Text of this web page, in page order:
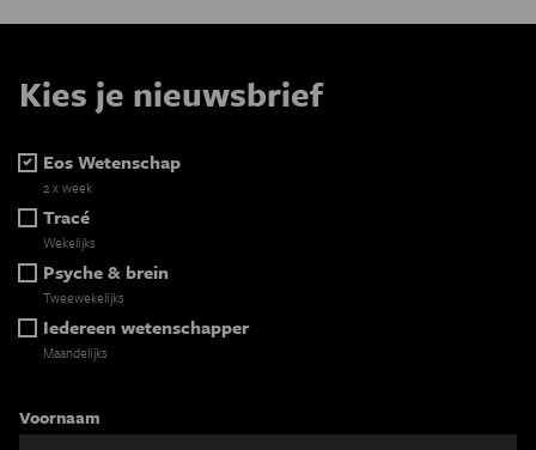
Kies je nieuwsbrief
Eos Wetenschap
2 x week
Tracé
Wekelijks
Psyche & brein
Tweewekelijks
Iedereen wetenschapper
Maandelijks
Voornaam